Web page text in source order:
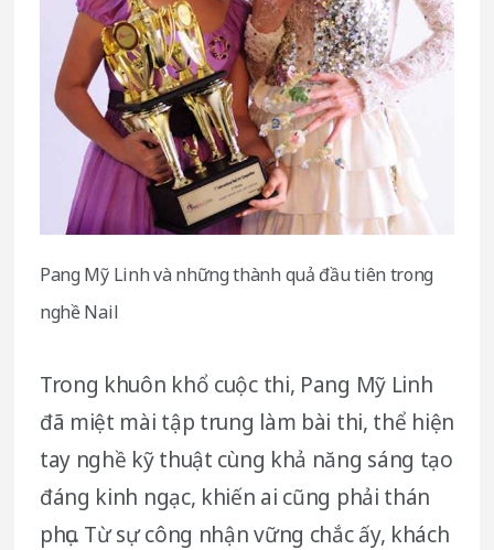
Pang Mỹ Linh và những thành quả đầu tiên trong
nghề Nail
Trong khuôn khổ cuộc thi, Pang Mỹ Linh
đã miệt mài tập trung làm bài thi, thể hiện
tay nghề kỹ thuật cùng khả năng sáng tạo
đáng kinh ngạc, khiến ai cũng phải thán
phục. Từ sự công nhận vững chắc ấy, khách